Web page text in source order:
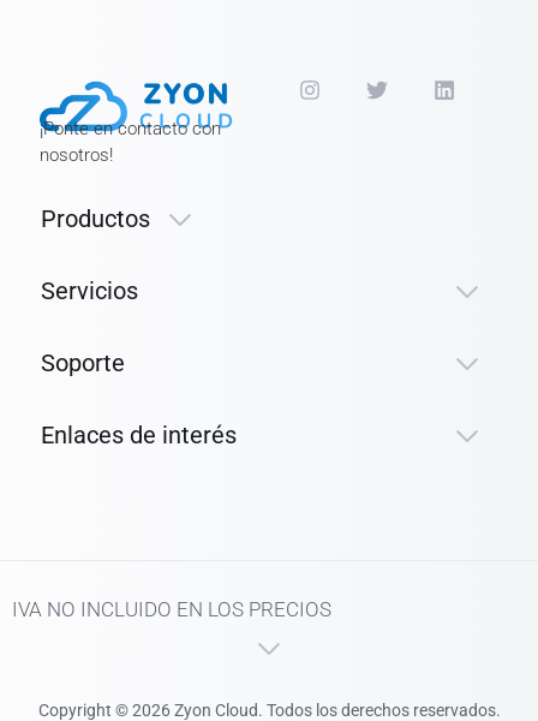
¡Ponte en contacto con
nosotros!
Productos
Servicios
Soporte
Enlaces de interés
Copyright © 2026 Zyon Cloud. Todos los derechos reservados.
IVA NO INCLUIDO EN LOS PRECIOS